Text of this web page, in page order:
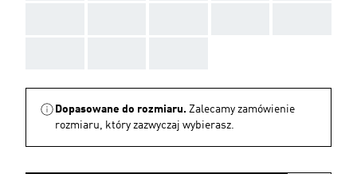
Dopasowane do rozmiaru. Zalecamy zamówienie
rozmiaru, który zazwyczaj wybierasz.